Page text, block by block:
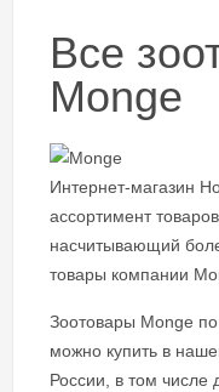
Все
Monge
Интернет-магазин
ассортимент
насчитывающий
товары компании
Зоотовары Monge
можно купить в
России, в том числе